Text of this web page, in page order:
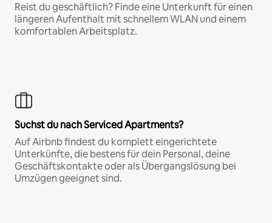
Reist du geschäftlich? Finde eine Unterkunft für einen
längeren Aufenthalt mit schnellem WLAN und einem
komfortablen Arbeitsplatz.
Suchst du nach Serviced Apartments?
Auf Airbnb findest du komplett eingerichtete
Unterkünfte, die bestens für dein Personal, deine
Geschäftskontakte oder als Übergangslösung bei
Umzügen geeignet sind.